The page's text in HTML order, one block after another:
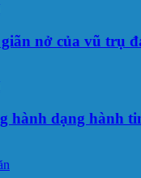
nở của vũ trụ
hành dạng hành